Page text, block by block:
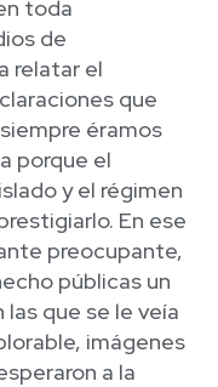
toda
de
relatar el
que
éramos
porque el
y el régimen
En ese
preocupante,
públicas un
que se le veía
imágenes
a la